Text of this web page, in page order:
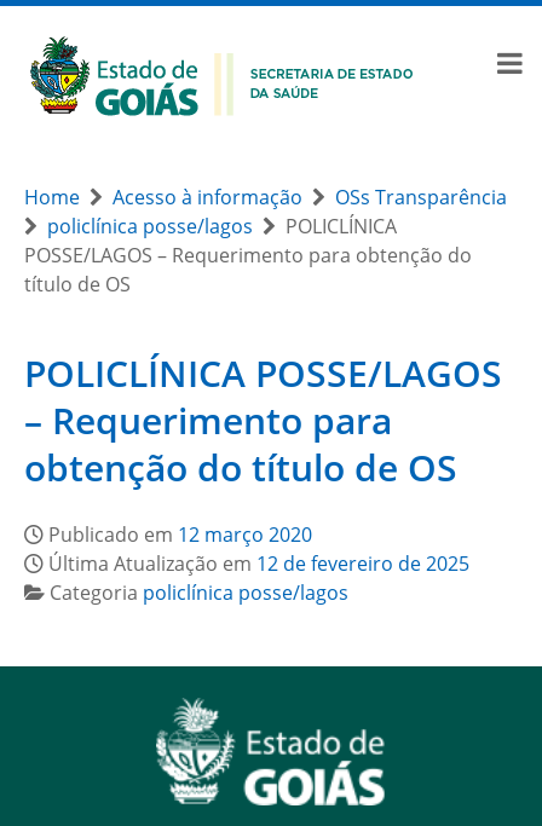
Home Acesso à informação
OSs Transparência
policlínica posse/lagos
POLICLÍNICA
POSSE/LAGOS – Requerimento para obtenção do
título de OS
POLICLÍNICA POSSE/LAGOS
– Requerimento para
obtenção do título de OS
Publicado em 12 março 2020
Última Atualização em 12 de fevereiro de 2025
Categoria policlínica posse/lagos